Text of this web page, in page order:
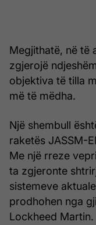
Megjithatë, në të
zgjerojë
objektiva të tilla
më të mëdha.
Një shembull
raketës JASSM-
Me një rreze
ta zgjeronte
sistemeve
prodhohen nga
Lockheed Martin.